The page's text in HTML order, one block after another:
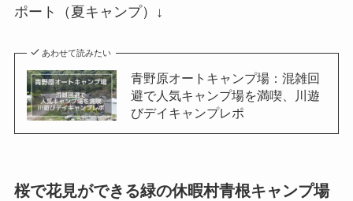
ポート（夏キャンプ）↓
あわせて読みたい
青野原オートキャンプ場：混雑回
避で人気キャンプ場を満喫、川遊
びデイキャンプレポ
桜で花見ができる緑の休暇村青根キャンプ場